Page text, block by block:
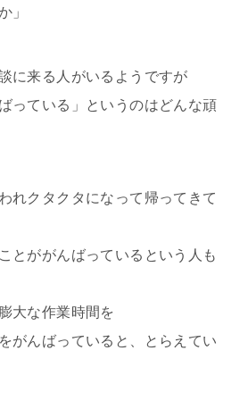
」
に来る人がいるようですが
っている」というのはどんな頑
れクタクタになって帰ってきて
とががんばっているという人も
大な作業時間を
がんばっていると、とらえてい